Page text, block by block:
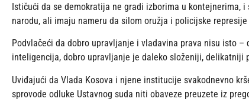
Ističući da se demokratija ne gradi izborima u
narodu, ali imaju nameru da silom oružja i policijske
Podvlačeći da dobro upravljanje i vladavina prava nisu isto
inteligencija, dobro upravljanje je daleko složeniji, delikatniji
Uviđajući da Vlada Kosova i njene institucije svakodnevno
sprovode odluke Ustavnog suda niti obaveze preuzete iz